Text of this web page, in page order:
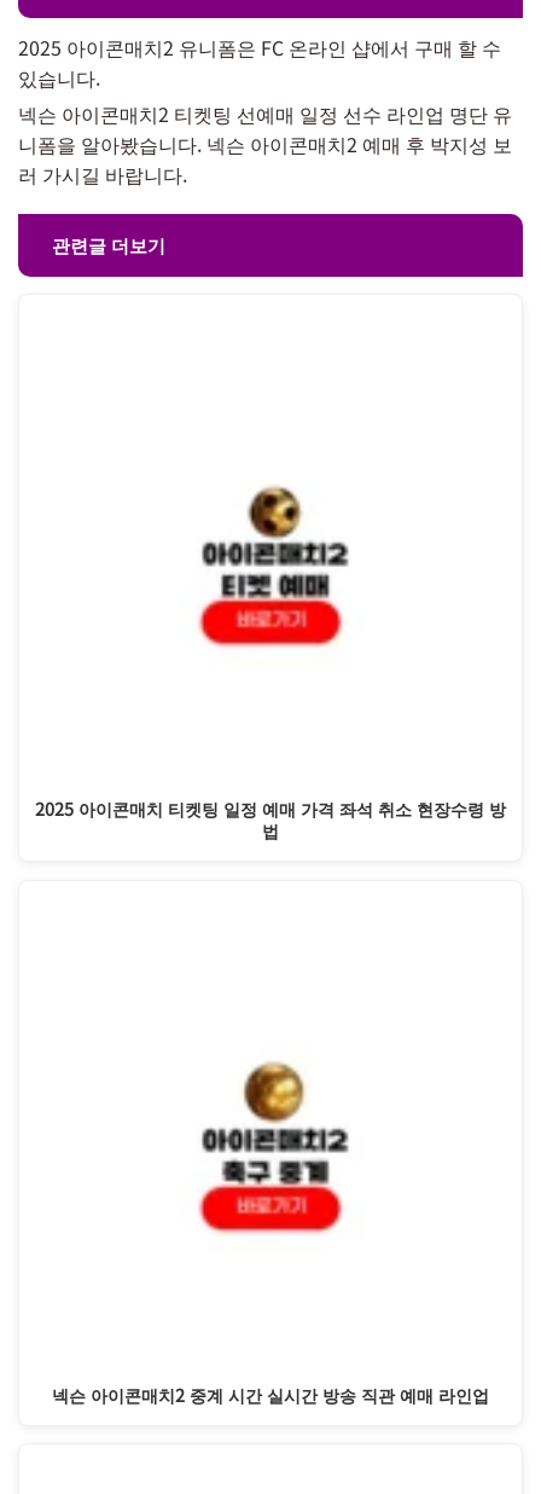
2025 아이콘매치2 유니폼은 FC 온라인 샵에서 구매 할 수
있습니다.
넥슨 아이콘매치2 티켓팅 선예매 일정 선수 라인업 명단 유
니폼을 알아봤습니다. 넥슨 아이콘매치2 예매 후 박지성 보
러 가시길 바랍니다.
관련글 더보기
2025 아이콘매치 티켓팅 일정 예매 가격 좌석 취소 현장수령 방
법
넥슨 아이콘매치2 중계 시간 실시간 방송 직관 예매 라인업